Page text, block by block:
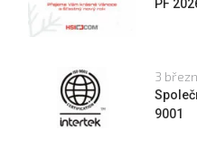
PF
3
9001